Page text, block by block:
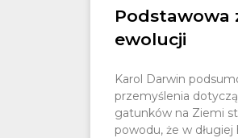
Podstawowa
ewolucji
Karol Darwin
przemyślenia
gatunków na Ziemi
powodu, że w